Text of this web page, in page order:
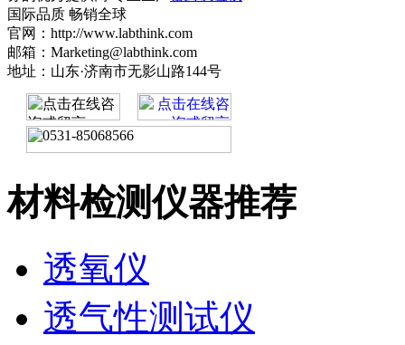
国际品质 畅销全球
官网：http://www.labthink.com
邮箱：Marketing@labthink.com
地址：山东·济南市无影山路144号
材料检测仪器推荐
透氧仪
透气性测试仪